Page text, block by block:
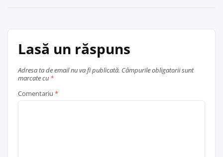
Lasă un răspuns
Adresa ta de email nu va fi publicată. Câmpurile obligatorii sunt
marcate cu *
Comentariu *